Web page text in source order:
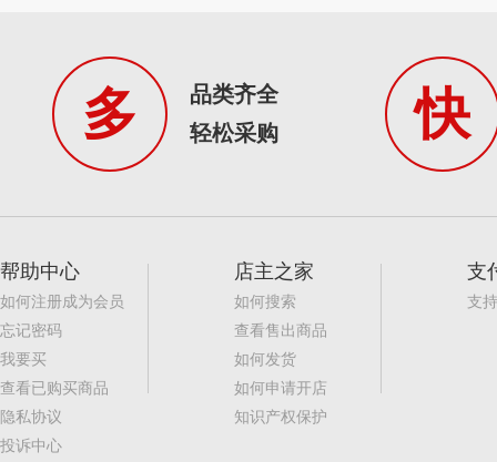
多
品类齐全
轻松采购
快
帮助中心
如何注册成为会员
忘记密码
我要买
查看已购买商品
隐私协议
投诉中心
店主之家
如何搜索
查看售出商品
如何发货
如何申请开店
知识产权保护
支
支